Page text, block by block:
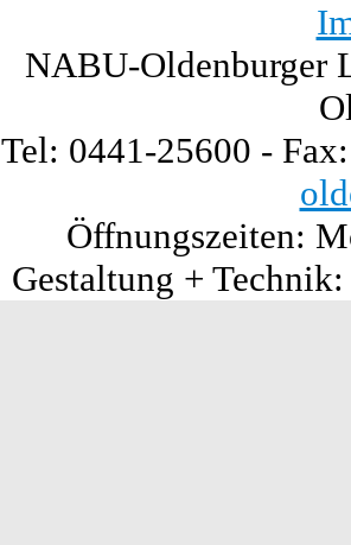
NABU-Oldenburger
Tel: 0441-25600 -
Öffnungszeiten:
Gestaltung +